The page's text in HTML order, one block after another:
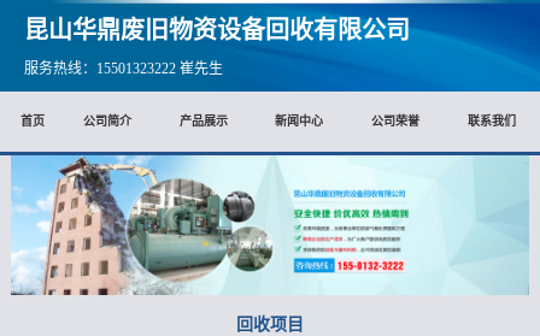
昆山华鼎废旧物资设备回收有限公司
服务热线：15501323222 崔先生
首页 公司简介 产品展示 新闻中心 公司荣誉 联系我们
回收项目